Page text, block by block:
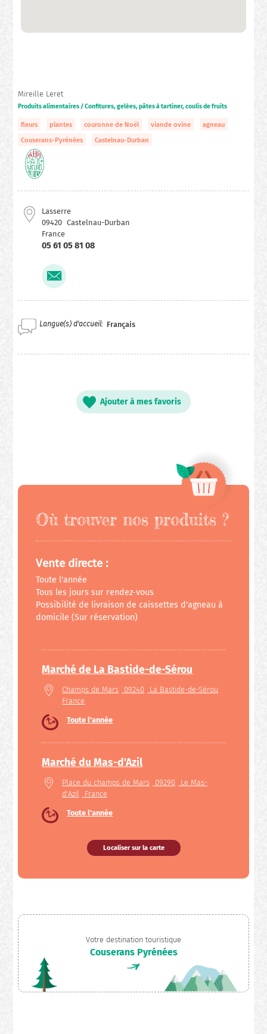
Mireille Leret
Produits alimentaires / Confitures, gelées, pâtes à tartiner, coulis de fruits
fleurs plantes couronne de Noël viande ovine
agneau
Couserans-Pyrénées
Castelnau-Durban
Lasserre
09420 Castelnau-Durban
France
05 61 05 81 08
Langue(s) d'accueil Français
Ajouter à mes favoris
Où trouver nos produits ?
Vente directe :
Toute l'année
Tous les jours sur rendez-vous
Possibilité de livraison de caissettes d'agneau à
domicile (Sur réservation)
Marché de La Bastide-de-Sérou
Champs de Mars 09240
La Bastide-de-Sérou
France
Toute l'année
Marché du Mas-d'Azil
Place du champs de Mars 09290
Le Mas-
d'Azil
France
Toute l'année
Localiser sur la carte
Votre destination touristique
Couserans Pyrénées